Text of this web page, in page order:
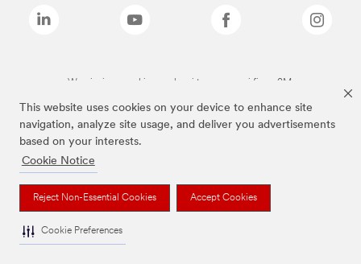
This website uses cookies on your device to enhance site
navigation, analyze site usage, and deliver you advertisements
based on your interests.
Cookie Notice
Reject Non-Essential Cookies Accept Cookies
Cookie Preferences
Wymienione marki są znakami towarowymi firmy 3M.